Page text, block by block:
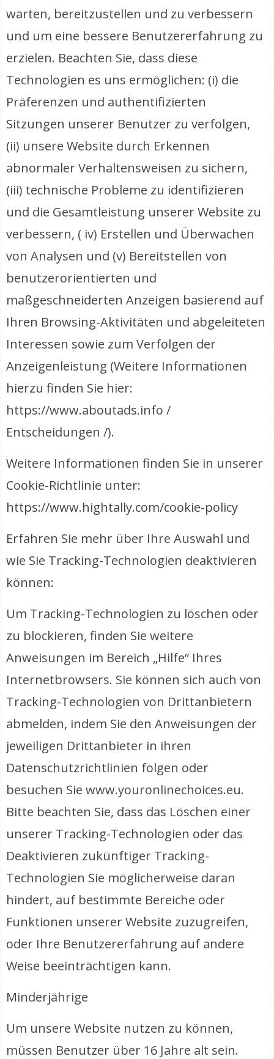
warten, bereitzustellen und zu verbessern
und um eine bessere Benutzererfahrung zu
erzielen. Beachten Sie, dass diese
Technologien es uns ermöglichen: (i) die
Präferenzen und authentifizierten
Sitzungen unserer Benutzer zu verfolgen,
(ii) unsere Website durch Erkennen
abnormaler Verhaltensweisen zu sichern,
(iii) technische Probleme zu identifizieren
und die Gesamtleistung unserer Website zu
verbessern, ( iv) Erstellen und Überwachen
von Analysen und (v) Bereitstellen von
benutzerorientierten und
maßgeschneiderten Anzeigen basierend auf
Ihren Browsing-Aktivitäten und abgeleiteten
Interessen sowie zum Verfolgen der
Anzeigenleistung (Weitere Informationen
hierzu finden Sie hier:
https://www.aboutads.info /
Entscheidungen /).
Weitere Informationen finden Sie in unserer
Cookie-Richtlinie unter:
https://www.hightally.com/cookie-policy
Erfahren Sie mehr über Ihre Auswahl und
wie Sie Tracking-Technologien deaktivieren
können:
Um Tracking-Technologien zu löschen oder
zu blockieren, finden Sie weitere
Anweisungen im Bereich „Hilfe“ Ihres
Internetbrowsers. Sie können sich auch von
Tracking-Technologien von Drittanbietern
abmelden, indem Sie den Anweisungen der
jeweiligen Drittanbieter in ihren
Datenschutzrichtlinien folgen oder
besuchen Sie www.youronlinechoices.eu.
Bitte beachten Sie, dass das Löschen einer
unserer Tracking-Technologien oder das
Deaktivieren zukünftiger Tracking-
Technologien Sie möglicherweise daran
hindert, auf bestimmte Bereiche oder
Funktionen unserer Website zuzugreifen,
oder Ihre Benutzererfahrung auf andere
Weise beeinträchtigen kann.
Minderjährige
Um unsere Website nutzen zu können,
müssen Benutzer über 16 Jahre alt sein.